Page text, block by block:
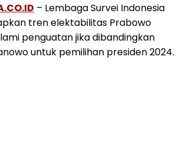
– Lembaga Survei Indonesia
tren elektabilitas Prabowo
penguatan jika dibandingkan
untuk pemilihan presiden 2024.